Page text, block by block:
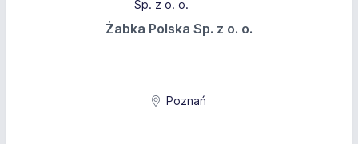
Żabka Polska Sp. z o. o.
Poznań